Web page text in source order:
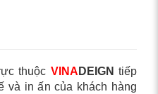
thuộc VINA DEIGN tiếp
và in ấn của khách hàng